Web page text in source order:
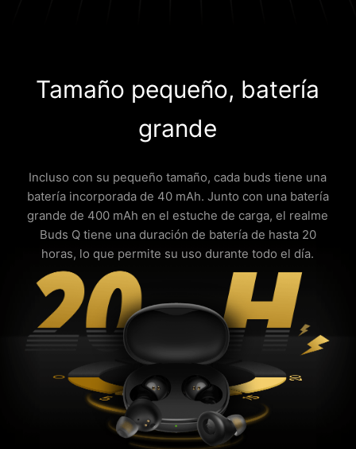
Tamaño pequeño, batería
grande
Incluso con su pequeño tamaño, cada buds tiene una
batería incorporada de 40 mAh. Junto con una batería
grande de 400 mAh en el estuche de carga, el realme
Buds Q tiene una duración de batería de hasta 20
horas, lo que permite su uso durante todo el día.